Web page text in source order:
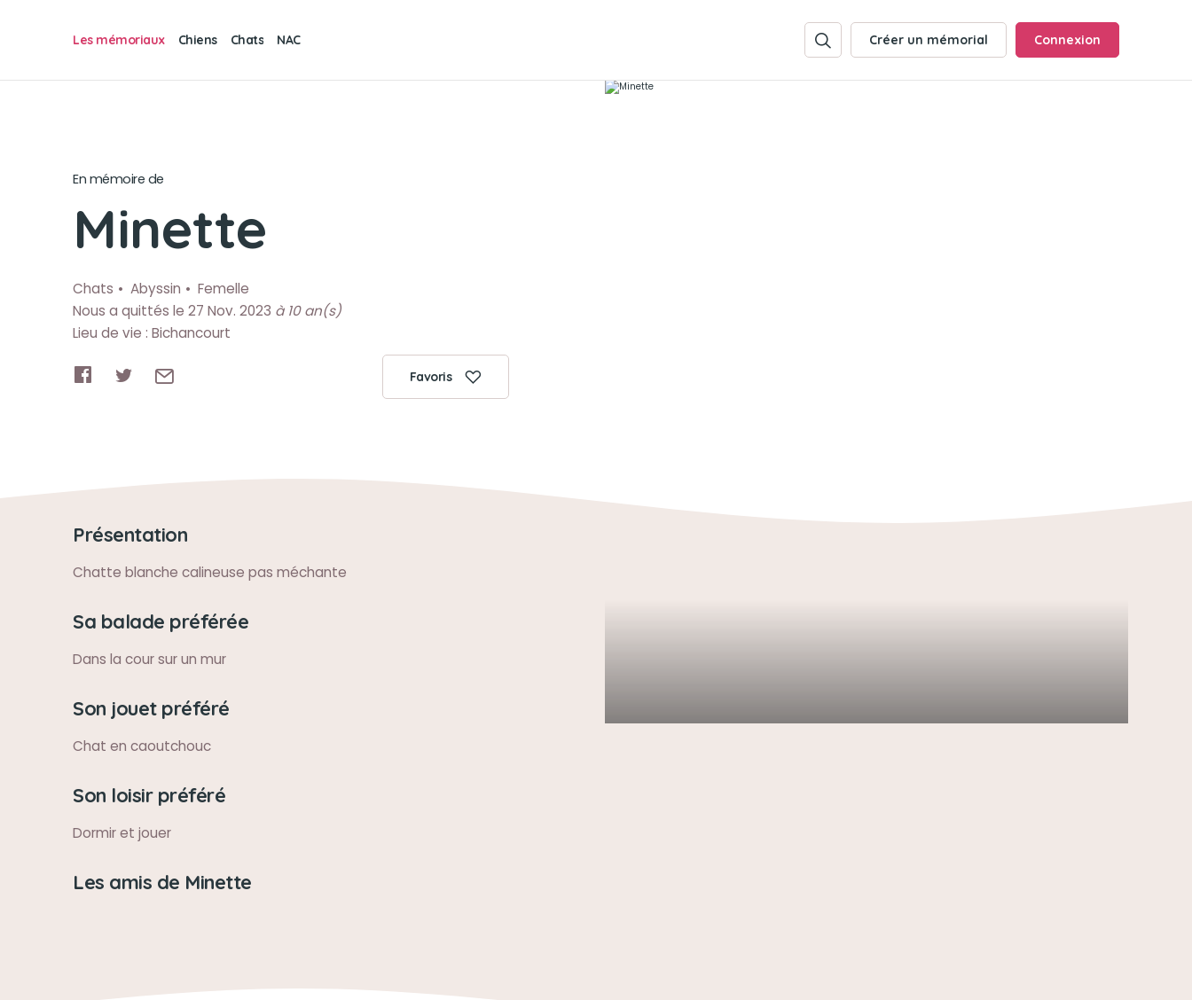
Les mémoriaux Chiens Chats NAC Créer un mémorial Connexion
En mémoire de
Minette
Chats Abyssin
Femelle
Nous a quittés le 27 Nov. 2023 à 10 an(s)
Lieu de vie : Bichancourt
Favoris
Présentation
Chatte blanche calineuse pas méchante
Sa balade préférée
Dans la cour sur un mur
Son jouet préféré
Chat en caoutchouc
Son loisir préféré
Dormir et jouer
Les amis de Minette